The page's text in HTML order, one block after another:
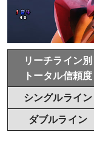
リーチライン別
トータル信頼度
シングルライン
ダブルライン